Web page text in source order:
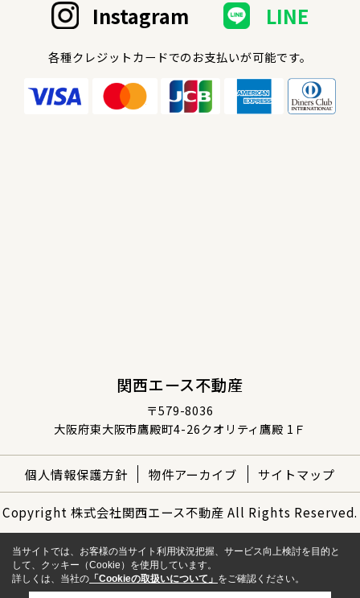
Instagram LINE
各種クレジットカードでのお支払いが可能です。
関西エース不動産
〒579-8036
大阪府東大阪市鷹殿町4-26クオリティ鷹殿 1Ｆ
個人情報保護方針 物件アーカイブ サイトマップ
Copyright 株式会社関西エース不動産 All Rights Reserved.
当サイトでは、お客様の当サイト利用状況把握、サービス向上検討を目的と
して、クッキー（Cookie）を使用しています。
詳しくは、当社の 「Cookieの取扱いについて」 をご確認ください。